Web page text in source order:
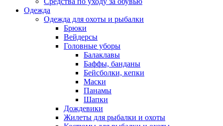
Одежда
Одежда для охоты и рыбалки
Брюки
Вейдерсы
Головные уборы
Балаклавы
Баффы, банданы
Бейсболки, кепки
Маски
Панамы
Шапки
Дождевики
Жилеты для рыбалки и охоты